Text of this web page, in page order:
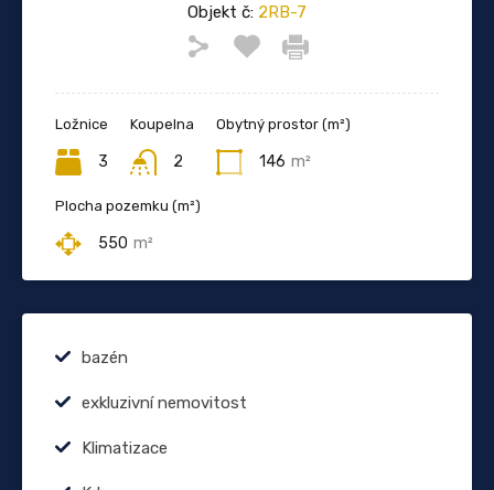
Objekt č: 2RB-7
Ložnice
3
Koupelna
2
Obytný prostor (m²)
146 m²
Plocha pozemku (m²)
550 m²
bazén
exkluzivní nemovitost
Klimatizace